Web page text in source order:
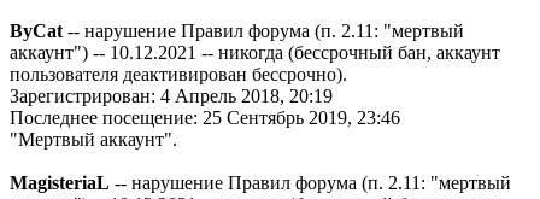
ByCat -- нарушение Правил форума (п. 2.11: "мертвый
аккаунт") -- 10.12.2021 -- никогда (бессрочный бан, аккаунт
пользователя деактивирован бессрочно).
Зарегистрирован: 4 Апрель 2018, 20:19
Последнее посещение: 25 Сентябрь 2019, 23:46
"Мертвый аккаунт".
MagisteriaL -- нарушение Правил форума (п. 2.11: "мертвый